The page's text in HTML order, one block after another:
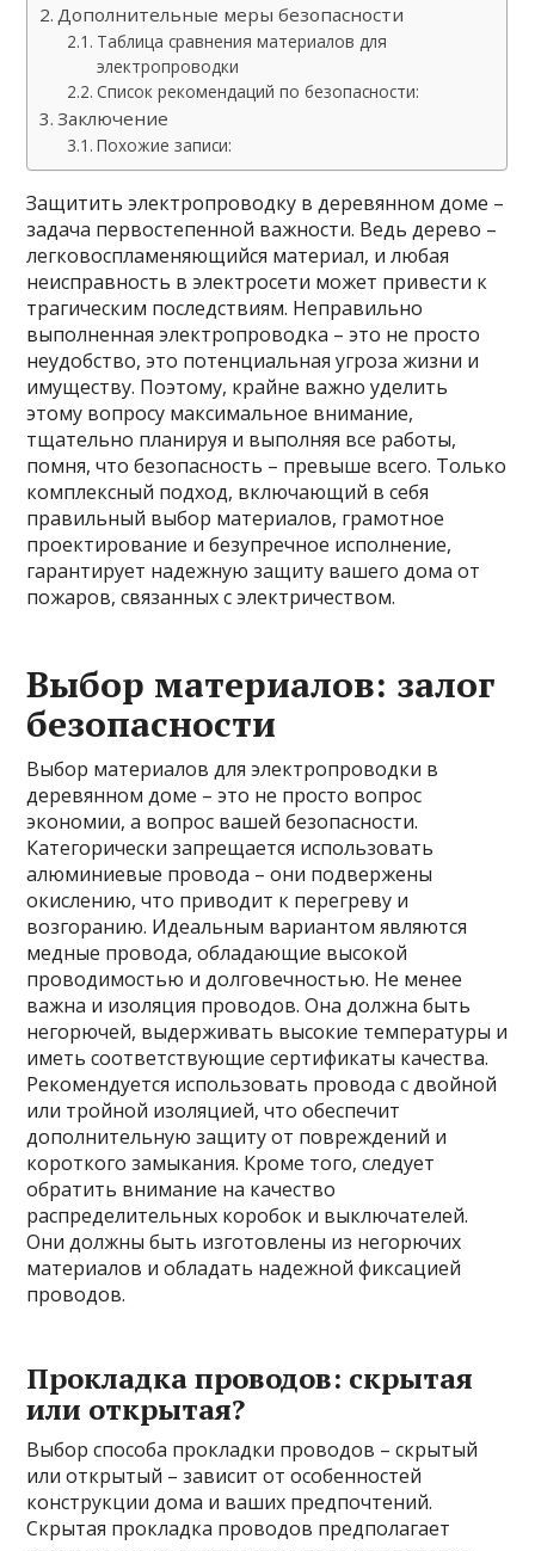
Дополнительные меры безопасности
Таблица сравнения материалов для
электропроводки
Список рекомендаций по безопасности:
Заключение
Похожие записи:
Защитить электропроводку в деревянном доме –
задача первостепенной важности. Ведь дерево –
легковоспламеняющийся материал, и любая
неисправность в электросети может привести к
трагическим последствиям. Неправильно
выполненная электропроводка – это не просто
неудобство, это потенциальная угроза жизни и
имуществу. Поэтому, крайне важно уделить
этому вопросу максимальное внимание,
тщательно планируя и выполняя все работы,
помня, что безопасность – превыше всего. Только
комплексный подход, включающий в себя
правильный выбор материалов, грамотное
проектирование и безупречное исполнение,
гарантирует надежную защиту вашего дома от
пожаров, связанных с электричеством.
Выбор материалов: залог
безопасности
Выбор материалов для электропроводки в
деревянном доме – это не просто вопрос
экономии, а вопрос вашей безопасности.
Категорически запрещается использовать
алюминиевые провода – они подвержены
окислению, что приводит к перегреву и
возгоранию. Идеальным вариантом являются
медные провода, обладающие высокой
проводимостью и долговечностью. Не менее
важна и изоляция проводов. Она должна быть
негорючей, выдерживать высокие температуры и
иметь соответствующие сертификаты качества.
Рекомендуется использовать провода с двойной
или тройной изоляцией, что обеспечит
дополнительную защиту от повреждений и
короткого замыкания. Кроме того, следует
обратить внимание на качество
распределительных коробок и выключателей.
Они должны быть изготовлены из негорючих
материалов и обладать надежной фиксацией
проводов.
Прокладка проводов: скрытая
или открытая?
Выбор способа прокладки проводов – скрытый
или открытый – зависит от особенностей
конструкции дома и ваших предпочтений.
Скрытая прокладка проводов предполагает